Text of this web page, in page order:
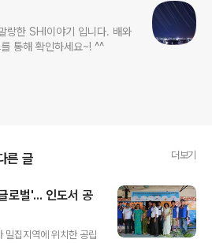
랑한 SHI이야기 입니다. 배와
통해 확인하세요~! ^^
른 글 더보기
로벌'... 인도서 공
밀집지역에 위치한 공립